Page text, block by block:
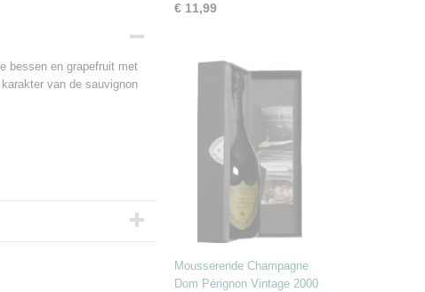
bessen en grapefruit met
van de sauvignon
€ 11,99
Mousserende Champagne
Dom Pérignon Vintage 2000